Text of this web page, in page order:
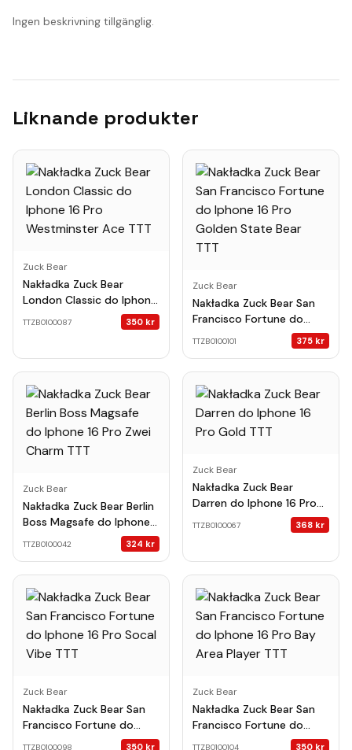
Ingen beskrivning tillgänglig.
Liknande produkter
Zuck Bear
Nakładka Zuck Bear
London Classic do Iphone
16 Pro Westminster Ace
TTZB0100087 350 kr
Zuck Bear
Nakładka Zuck Bear San
Francisco Fortune do
Iphone 16 Pro Golden
TTZB0100101 375 kr
Zuck Bear
Nakładka Zuck Bear Berlin
Boss Magsafe do Iphone
16 Pro Zwei Charm TTT
TTZB0100042 324 kr
Zuck Bear
Nakładka Zuck Bear
Darren do Iphone 16 Pro
TTZB0100067 368 kr
Zuck Bear
Nakładka Zuck Bear San
Francisco Fortune do
Iphone 16 Pro Socal Vibe
TTZB0100098 350 kr
Zuck Bear
Nakładka Zuck Bear San
Francisco Fortune do
Iphone 16 Pro Bay Area
TTZB0100104 350 kr